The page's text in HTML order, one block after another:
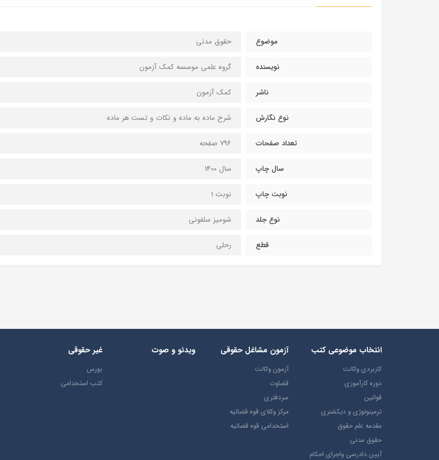
موضوع حقوق مدني
نویسنده گروه علمی موسسه کمک آزمون
ناشر کمک آزمون
نوع نگارش شرح ماده به ماده و نکات و تست هر ماده
تعداد صفحات 796 صفحه
سال چاپ سال 1400
نوبت چاپ نوبت 1
نوع جلد شومیز سلفونی
قطع رحلی
انتخاب​ موضوعي​ کتب
کاربردی وکالت
دوره کارآموزی
قوانین
ترمينولوژي و ديکشنري
مقدمه علم حقوق
حقوق مدني
آيين دادرسي ​واجراي ​احکام ​
آزمون مشاغل حقوقی
آزمون وکالت
قضاوت
سردفتری
مرکز وکلای قوه قضائیه
استخدامی قوه قضائیه
ویدئو و صوت غیر حقوقی
بورس
کتب استخدامی